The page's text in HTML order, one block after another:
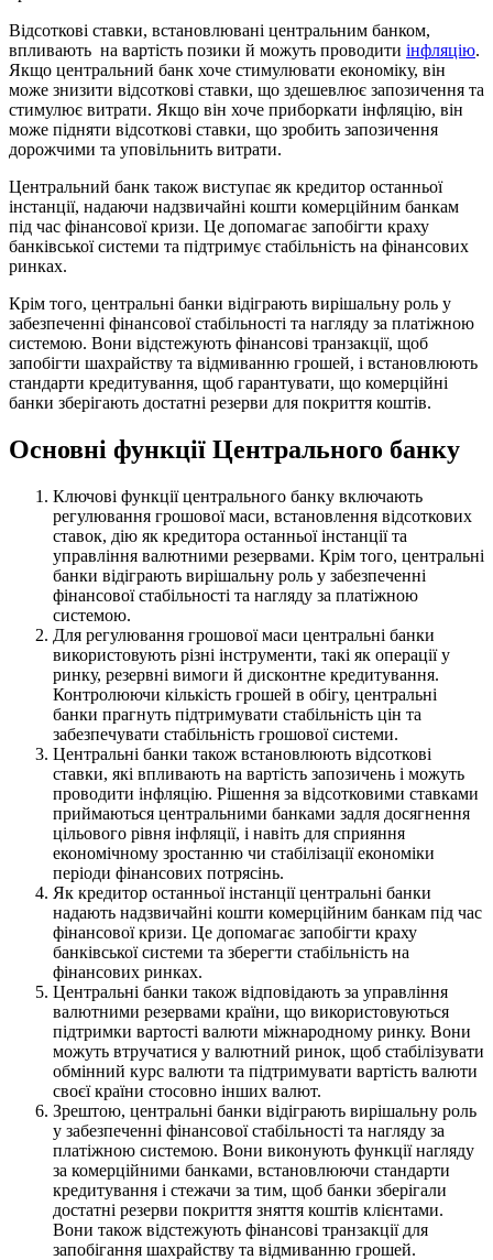
Відсоткові ставки, встановлювані центральним банком,
впливають на вартість позики й можуть проводити інфляцію.
Якщо центральний банк хоче стимулювати економіку, він
може знизити відсоткові ставки, що здешевлює запозичення та
стимулює витрати. Якщо він хоче приборкати інфляцію, він
може підняти відсоткові ставки, що зробить запозичення
дорожчими та уповільнить витрати.
Центральний банк також виступає як кредитор останньої
інстанції, надаючи надзвичайні кошти комерційним банкам
під час фінансової кризи. Це допомагає запобігти краху
банківської системи та підтримує стабільність на фінансових
ринках.
Крім того, центральні банки відіграють вирішальну роль у
забезпеченні фінансової стабільності та нагляду за платіжною
системою. Вони відстежують фінансові транзакції, щоб
запобігти шахрайству та відмиванню грошей, і встановлюють
стандарти кредитування, щоб гарантувати, що комерційні
банки зберігають достатні резерви для покриття коштів.
Основні функції Центрального банку
Ключові функції центрального банку включають
регулювання грошової маси, встановлення відсоткових
ставок, дію як кредитора останньої інстанції та
управління валютними резервами. Крім того, центральні
банки відіграють вирішальну роль у забезпеченні
фінансової стабільності та нагляду за платіжною
системою.
Для регулювання грошової маси центральні банки
використовують різні інструменти, такі як операції у
ринку, резервні вимоги й дисконтне кредитування.
Контролюючи кількість грошей в обігу, центральні
банки прагнуть підтримувати стабільність цін та
забезпечувати стабільність грошової системи.
Центральні банки також встановлюють відсоткові
ставки, які впливають на вартість запозичень і можуть
проводити інфляцію. Рішення за відсотковими ставками
приймаються центральними банками задля досягнення
цільового рівня інфляції, і навіть для сприяння
економічному зростанню чи стабілізації економіки
періоди фінансових потрясінь.
Як кредитор останньої інстанції центральні банки
надають надзвичайні кошти комерційним банкам під час
фінансової кризи. Це допомагає запобігти краху
банківської системи та зберегти стабільність на
фінансових ринках.
Центральні банки також відповідають за управління
валютними резервами країни, що використовуються
підтримки вартості валюти міжнародному ринку. Вони
можуть втручатися у валютний ринок, щоб стабілізувати
обмінний курс валюти та підтримувати вартість валюти
своєї країни стосовно інших валют.
Зрештою, центральні банки відіграють вирішальну роль
у забезпеченні фінансової стабільності та нагляду за
платіжною системою. Вони виконують функції нагляду
за комерційними банками, встановлюючи стандарти
кредитування і стежачи за тим, щоб банки зберігали
достатні резерви покриття зняття коштів клієнтами.
Вони також відстежують фінансові транзакції для
запобігання шахрайству та відмиванню грошей.